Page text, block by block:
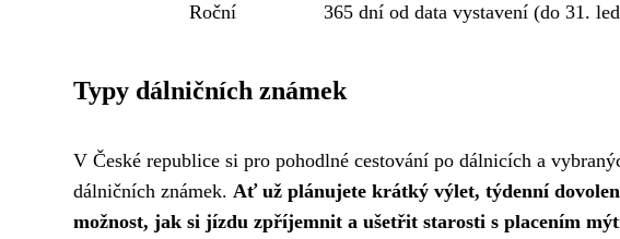
Roční 365 dní od data vystavení (do 31.
Typy dálničních známek
V České republice si pro pohodlné cestování po dálnicích a
dálničních známek. Ať už plánujete krátký výlet, týdenní
možnost, jak si jízdu zpříjemnit a ušetřit starosti s placením